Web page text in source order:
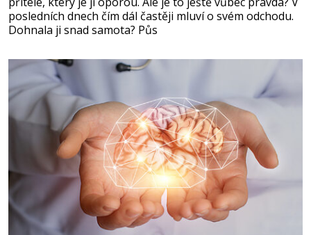
posledních dnech čím dál častěji mluví o svém odchodu.
Dohnala ji snad samota? Půs